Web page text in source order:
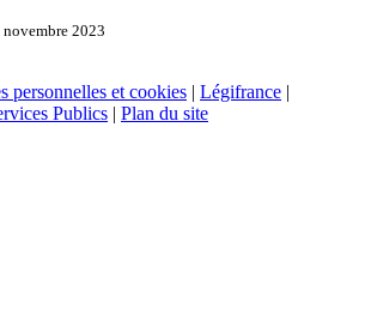
novembre 2023
personnelles et cookies | Légifrance |
Publics | Plan du site